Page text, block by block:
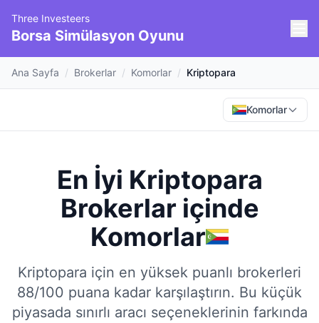
Three Investeers
Borsa Simülasyon Oyunu
Ana Sayfa / Brokerlar / Komorlar / Kriptopara
Komorlar
En İyi Kriptopara
Brokerlar içinde
Komorlar
Kriptopara için en yüksek puanlı brokerleri
88/100 puana kadar karşılaştırın. Bu küçük
piyasada sınırlı aracı seçeneklerinin farkında